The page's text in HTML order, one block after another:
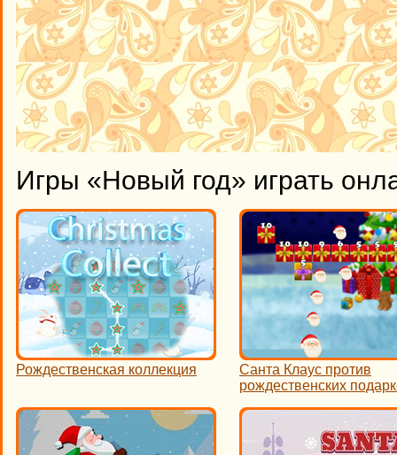
Игры «Новый год» играть
Рождественская коллекция
Санта Клаус против
рождественских